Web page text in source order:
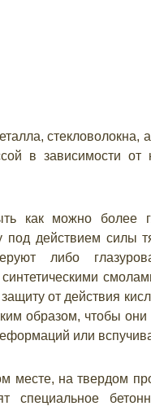
стекловолокна,
в зависимости
как можно более
действием силы
либо
от действия
образом, чтобы
или
на твердом
специальное